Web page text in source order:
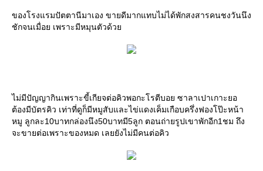
ของโรงแรมปัตตานีมาเอง ขายดีมากแทบไม่ได้พักสงสารคนชงวันนึง
ชักจนเมื่อย เพราะมีหมุนตัวด้ว
ไม่มีปัญญากินเพราะขี้เกียจต่อคิวพอกะโรตีบอย ซาลาเปาเกาะยอ
ต้องมีบัตรคิว เท่าที่ดูก็มีหมูสับและไข่แดงเค็มเกือบครึ่งฟองโป๊ะหน้า
หมู ลูกละ10บาทกล่องนึง50บาทมี5ลูก ตอนถ่ายรูปเขาพักอีก1ชม ถึง
จะขายต่อเพราะของหมด เลยยังไม่มีคนต่อคิว